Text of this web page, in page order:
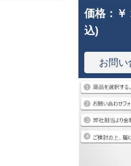
価格：
込)
お問い